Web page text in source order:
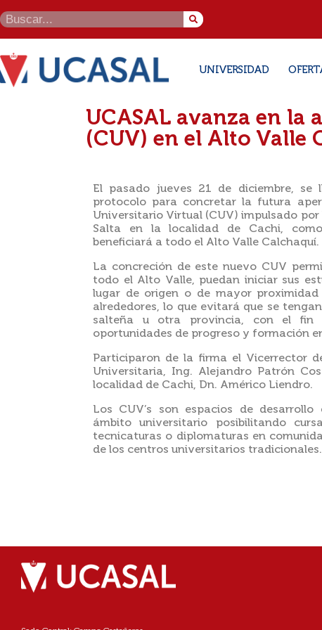
UNIVERSIDAD
UCASAL avanza en
(CUV) en el Alto Valle
El pasado jueves 21 de diciembre,
protocolo para concretar la futura
Universitario Virtual (CUV) impulsado
Salta en la localidad de Cachi,
beneficiará a todo el Alto Valle Calchaquí.
La concreción de este nuevo CUV
todo el Alto Valle, puedan iniciar sus
lugar de origen o de mayor
alrededores, lo que evitará que se
salteña u otra provincia, con el fin
oportunidades de progreso y formación
Participaron de la firma el Vicerrector
Universitaria, Ing. Alejandro Patrón
localidad de Cachi, Dn. Américo Liendro.
Los CUV’s son espacios de
ámbito universitario posibilitando
tecnicaturas o diplomaturas en
de los centros universitarios tradicionales.